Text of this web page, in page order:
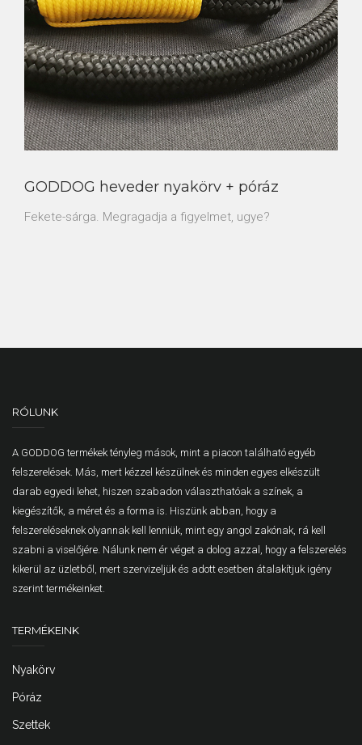
GODDOG heveder nyakörv + póráz
Fekete-sárga. Megragadja a figyelmet, ugye?
RÓLUNK
A GODDOG termékek tényleg mások, mint a piacon található egyéb
felszerelések. Más, mert kézzel készülnek és minden egyes elkészült
darab egyedi lehet, hiszen szabadon választhatóak a színek, a
kiegészítők, a méret és a forma is. Hiszünk abban, hogy a
felszereléseknek olyannak kell lenniük, mint egy angol zakónak, rá kell
szabni a viselőjére. Nálunk nem ér véget a dolog azzal, hogy a felszerelés
kikerül az üzletből, mert szervizeljük és adott esetben átalakítjuk igény
szerint termékeinket.
TERMÉKEINK
Nyakörv
Póráz
Szettek